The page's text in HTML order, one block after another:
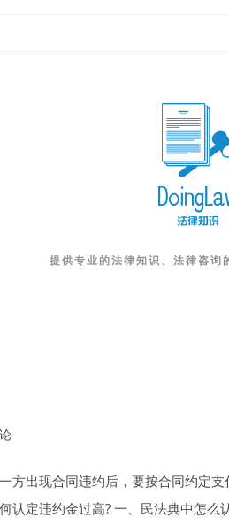
提供专业的法律知识、法律咨询
方出现合同违约后，要按合同约定
定违约金过高? 一、民法典中怎么